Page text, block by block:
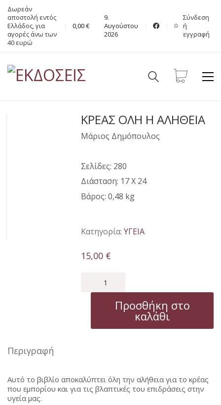
Δωρεάν
αποστολή εντός
Ελλάδος, για
αγορές άνω των
40 ευρώ
0,00€
9.
Αυγούστου
2026
Σύνδεση
ή
εγγραφή
ΚΡΕΑΣ ΟΛΗ Η ΑΛΗΘΕΙΑ
Μάριος Δημόπουλος
Σελίδες: 280
Διάσταση: 17 Χ 24
Βάρος: 0,48 kg
Κατηγορία:ΥΓΕΙΑ
15,00 €
Προσθήκη στο
καλάθι
Περιγραφή
Αυτό το βιβλίο αποκαλύπτει όλη την αλήθεια για το κρέας
που εμπορίου και για τις βλαπτικές του επιδράσεις στην
υγεία μας.